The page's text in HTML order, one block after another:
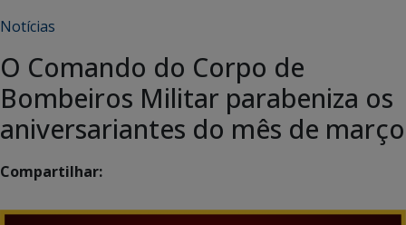
Notícias
O Comando do Corpo de
Bombeiros Militar parabeniza os
aniversariantes do mês de março
Compartilhar: